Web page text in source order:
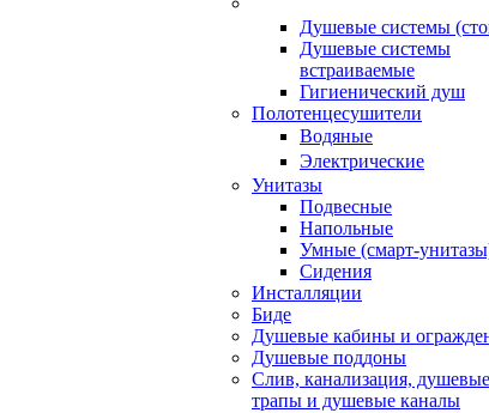
Душевые системы
Душевые системы
встраиваемые
Гигиенический душ
Полотенцесушители
ㅤВодяные
ㅤЭлектрические
Унитазы
Подвесные
Напольные
Умные (смарт-
Сидения
Инсталляции
Биде
Душевые кабины и
Душевые поддоны
Слив, канализация, душевые
трапы и душевые каналы